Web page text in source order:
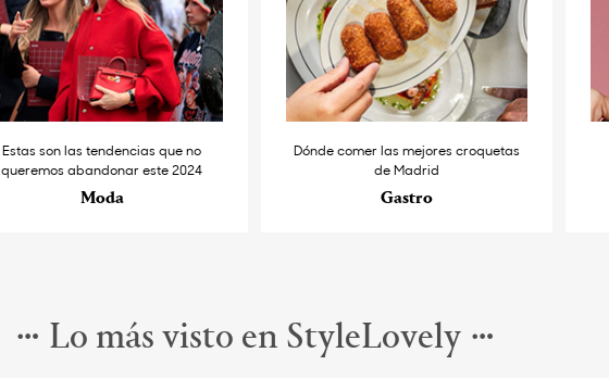
Estas son las tendencias que no
queremos abandonar este 2024
Moda
Dónde comer las mejores croquetas
de Madrid
Gastro
Lo más visto en StyleLovely